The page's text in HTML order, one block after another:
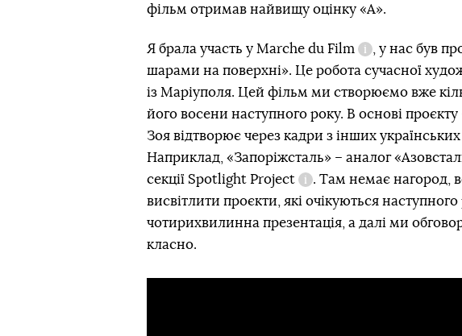
фільм отримав найвищу оцінку «А».
Я брала участь у Marche du Film
Довідка
, у нас був
шарами на поверхні». Це робота сучасної
із Маріуполя. Цей фільм ми створюємо вже
його восени наступного року. В основі
Зоя відтворює через кадри з інших
Наприклад, «Запоріжсталь» – аналог
секції Spotlight Project
Довідка
. Там немає нагород,
висвітлити проєкти, які очікуються
чотирихвилинна презентація, а далі ми
класно.